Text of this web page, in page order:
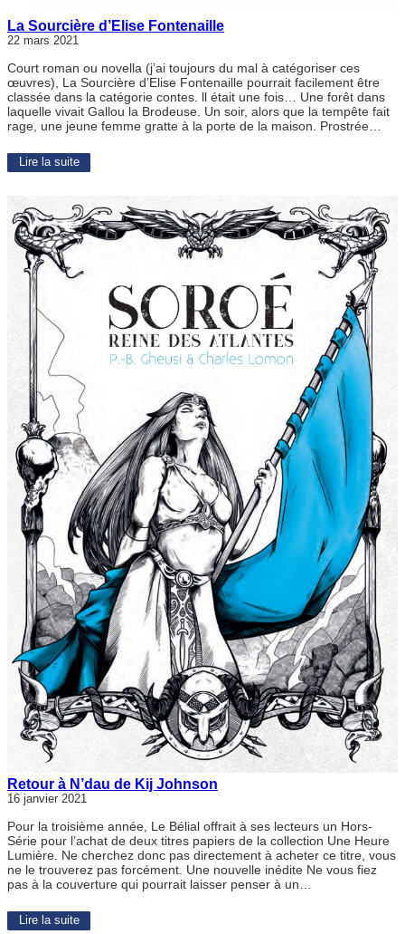
La Sourcière d’Elise Fontenaille
22 mars 2021
Court roman ou novella (j’ai toujours du mal à catégoriser ces
œuvres), La Sourcière d’Elise Fontenaille pourrait facilement être
classée dans la catégorie contes. ll était une fois… Une forêt dans
laquelle vivait Gallou la Brodeuse. Un soir, alors que la tempête fait
rage, une jeune femme gratte à la porte de la maison. Prostrée…
Lire la suite
Retour à N’dau de Kij Johnson
16 janvier 2021
Pour la troisième année, Le Bélial offrait à ses lecteurs un Hors-
Série pour l’achat de deux titres papiers de la collection Une Heure
Lumière. Ne cherchez donc pas directement à acheter ce titre, vous
ne le trouverez pas forcément. Une nouvelle inédite Ne vous fiez
pas à la couverture qui pourrait laisser penser à un…
Lire la suite